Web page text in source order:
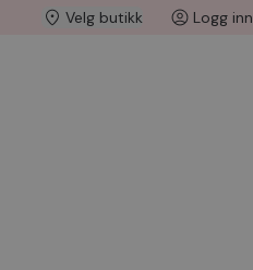
Velg butikk Logg inn